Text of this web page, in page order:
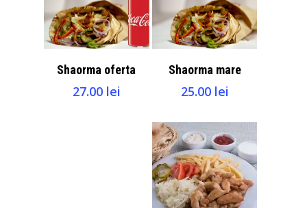
Adaugă La
Shaorma oferta
27.00 lei
Shaorma mare
25.00 lei